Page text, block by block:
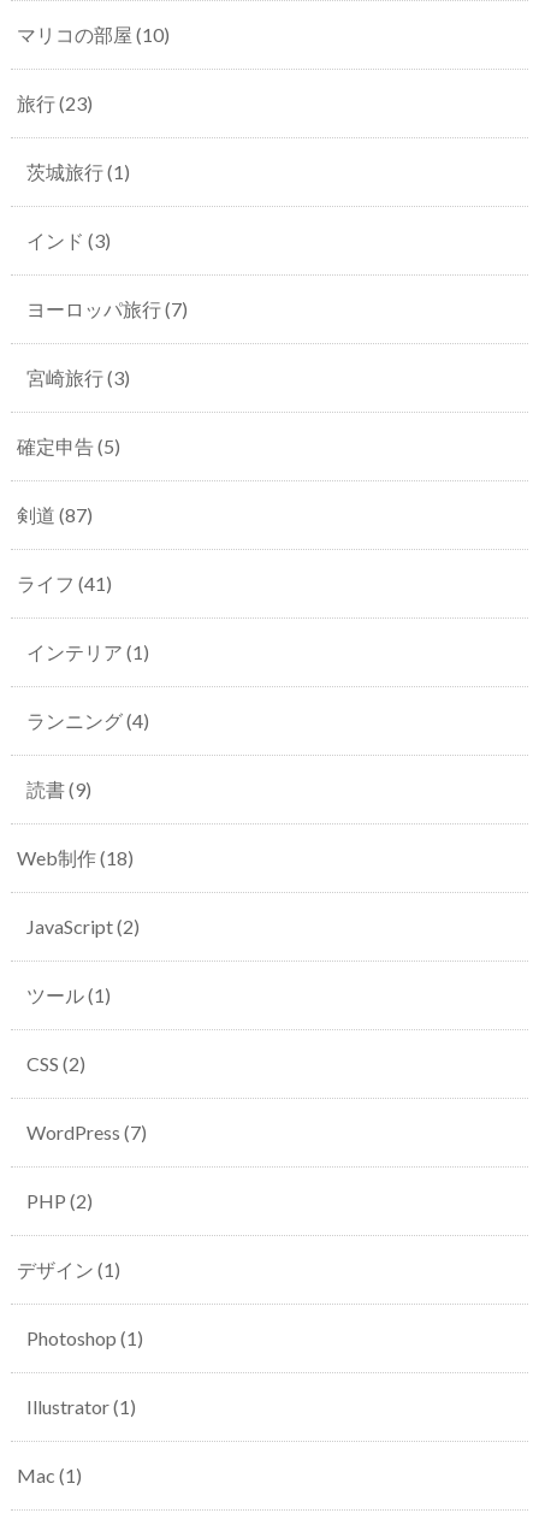
マリコの部屋 (10)
旅行(23)
茨城旅行(1)
インド (3)
ヨーロッパ旅行(7)
宮崎旅行(3)
確定申告(5)
剣道 (87)
ライフ (41)
インテリア (1)
ランニング(4)
読書(9)
Web制作(18)
JavaScript(2)
ツール(1)
CSS (2)
WordPress (7)
PHP (2)
デザイン (1)
Photoshop (1)
Illustrator(1)
Mac (1)